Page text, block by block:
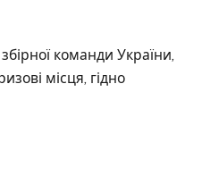
команди України,
місця, гідно